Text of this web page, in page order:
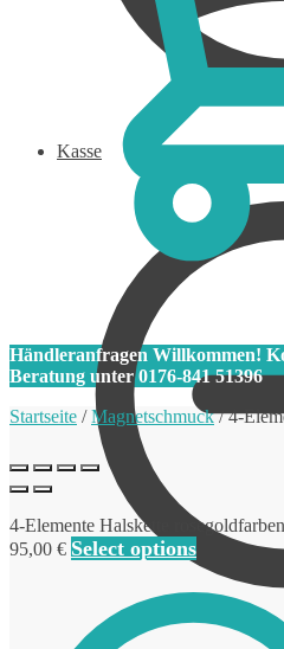
Kasse
Händleranfragen Willkommen!
Beratung unter 0176-841 51396
Startseite /Magnetschmuck/4-
4-Elemente Halskette rosegoldfarben
95,00 € Select options